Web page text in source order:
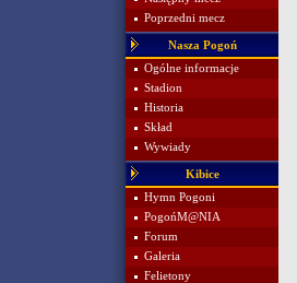
Poprzedni mecz
Nasza Pogoń
Ogólne informacje
Stadion
Historia
Skład
Wywiady
Kibice
Hymn Pogoni
PogońM@NIA
Forum
Galeria
Felietony